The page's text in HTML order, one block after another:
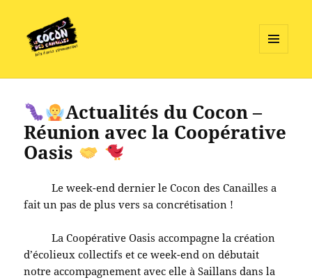
WIDGETS
Actualités du Cocon –
Réunion avec la Coopérative
Oasis
Le week-end dernier le Cocon des Canailles a
fait un pas de plus vers sa concrétisation !
La Coopérative Oasis accompagne la création
d’écolieux collectifs et ce week-end on débutait
notre accompagnement avec elle à Saillans dans la